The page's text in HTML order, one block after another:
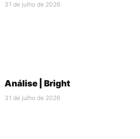
31 de julho de 2026
Análise | Bright
31 de julho de 2026